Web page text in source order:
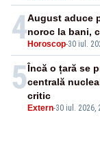
4 Horoscop-30 iul.
August aduce
noroc la bani,
5
Extern-30 iul. 2026,
Încă o țară se
centrală
critic